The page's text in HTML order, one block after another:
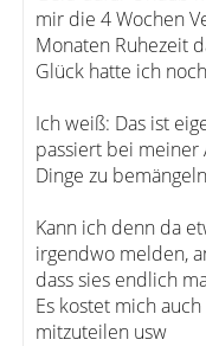
mir die 4 Wochen
Monaten Ruhezeit
Glück hatte ich
Ich weiß: Das ist
passiert bei meiner
Dinge zu
Kann ich denn da
irgendwo melden,
dass sies endlich
Es kostet mich
mitzuteilen usw